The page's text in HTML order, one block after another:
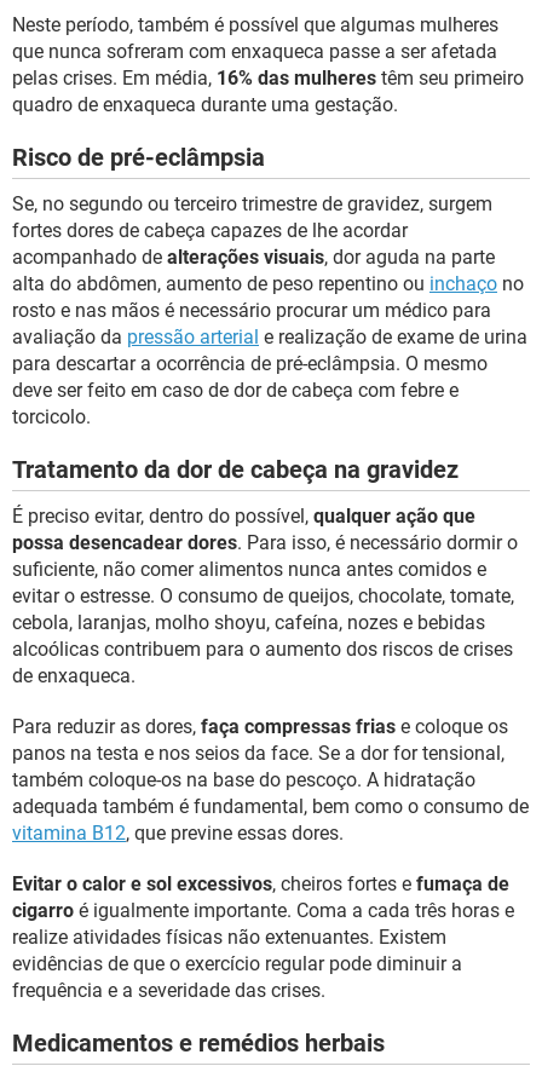
Neste período, também é possível que algumas mulheres
que nunca sofreram com enxaqueca passe a ser afetada
pelas crises. Em média, 16% das mulheres têm seu primeiro
quadro de enxaqueca durante uma gestação.
Risco de pré-eclâmpsia
Se, no segundo ou terceiro trimestre de gravidez, surgem
fortes dores de cabeça capazes de lhe acordar
acompanhado de alterações visuais, dor aguda na parte
alta do abdômen, aumento de peso repentino ou inchaço no
rosto e nas mãos é necessário procurar um médico para
avaliação da pressão arterial e realização de exame de urina
para descartar a ocorrência de pré-eclâmpsia. O mesmo
deve ser feito em caso de dor de cabeça com febre e
torcicolo.
Tratamento da dor de cabeça na gravidez
É preciso evitar, dentro do possível, qualquer ação que
possa desencadear dores. Para isso, é necessário dormir o
suficiente, não comer alimentos nunca antes comidos e
evitar o estresse. O consumo de queijos, chocolate, tomate,
cebola, laranjas, molho shoyu, cafeína, nozes e bebidas
alcoólicas contribuem para o aumento dos riscos de crises
de enxaqueca.
Para reduzir as dores, faça compressas frias e coloque os
panos na testa e nos seios da face. Se a dor for tensional,
também coloque-os na base do pescoço. A hidratação
adequada também é fundamental, bem como o consumo de
vitamina B12, que previne essas dores.
Evitar o calor e sol excessivos, cheiros fortes e fumaça de
cigarro é igualmente importante. Coma a cada três horas e
realize atividades físicas não extenuantes. Existem
evidências de que o exercício regular pode diminuir a
frequência e a severidade das crises.
Medicamentos e remédios herbais